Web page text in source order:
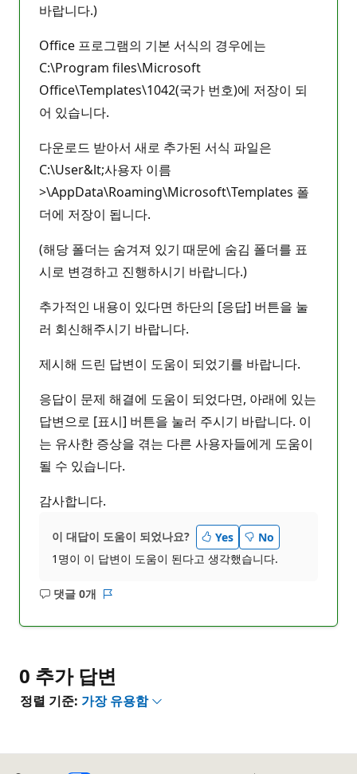
바랍니다.)
Office 프로그램의 기본 서식의 경우에는
C:\Program files\Microsoft
Office\Templates\1042(국가 번호)에 저장이 되
어 있습니다.
다운로드 받아서 새로 추가된 서식 파일은
C:\User&lt;사용자 이름
>\AppData\Roaming\Microsoft\Templates 폴
더에 저장이 됩니다.
(해당 폴더는 숨겨져 있기 때문에 숨김 폴더를 표
시로 변경하고 진행하시기 바랍니다.)
추가적인 내용이 있다면 하단의 [응답] 버튼을 눌
러 회신해주시기 바랍니다.
제시해 드린 답변이 도움이 되었기를 바랍니다.
응답이 문제 해결에 도움이 되었다면, 아래에 있는
답변으로 [표시] 버튼을 눌러 주시기 바랍니다. 이
는 유사한 증상을 겪는 다른 사용자들에게 도움이
될 수 있습니다.
감사합니다.
이 대답이 도움이 되었나요? Yes
No
1명이 이 답변이 도움이 된다고 생각했습니다.
댓글 0개
설
0 추가 답변
정렬 기준: 가장 유용함